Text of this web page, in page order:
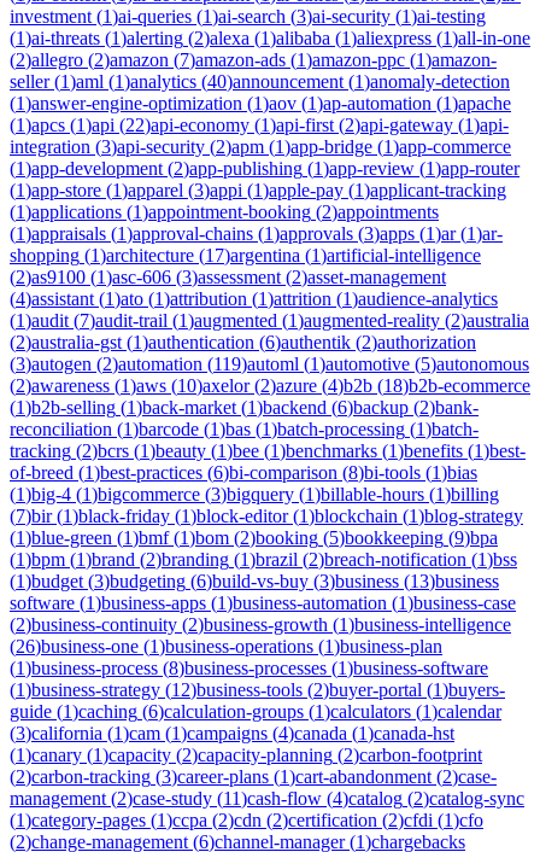
investment (1)ai-queries (1)ai-search (3)ai-security (1)ai-testing
(1)ai-threats (1)alerting (2)alexa (1)alibaba (1)aliexpress (1)all-in-one
(2)allegro (2)amazon (7)amazon-ads (1)amazon-ppc (1)amazon-
seller(1)aml (1)analytics (40)announcement (1)anomaly-detection
(1)answer-engine-optimization (1)aov (1)ap-automation (1)apache
(1)apcs (1)api (22)api-economy (1)api-first (2)api-gateway (1)api-
integration (3)api-security (2)apm (1)app-bridge (1)app-commerce
(1)app-development (2)app-publishing (1)app-review (1)app-router
(1)app-store (1)apparel (3)appi (1)apple-pay (1)applicant-tracking
(1)applications (1)appointment-booking (2)appointments
(1)appraisals (1)approval-chains (1)approvals (3)apps (1)ar(1)ar-
shopping (1)architecture (17)argentina (1)artificial-intelligence
(2)as9100 (1)asc-606 (3)assessment (2)asset-management
(4)assistant (1)ato (1)attribution (1)attrition (1)audience-analytics
(1)audit (7)audit-trail (1)augmented (1)augmented-reality (2)australia
(2)australia-gst (1)authentication (6)authentik (2)authorization
(3)autogen (2)automation (119)automl (1)automotive (5)autonomous
(2)awareness (1)aws (10)axelor(2)azure (4)b2b (18)b2b-ecommerce
(1)b2b-selling (1)back-market (1)backend (6)backup (2)bank-
reconciliation (1)barcode (1)bas (1)batch-processing (1)batch-
tracking (2)bcrs (1)beauty (1)bee (1)benchmarks (1)benefits (1)best-
of-breed (1)best-practices (6)bi-comparison (8)bi-tools (1)bias
(1)big-4 (1)bigcommerce (3)bigquery (1)billable-hours (1)billing
(7)bir(1)black-friday (1)block-editor(1)blockchain (1)blog-strategy
(1)blue-green (1)bmf(1)bom (2)booking (5)bookkeeping (9)bpa
(1)bpm (1)brand (2)branding (1)brazil (2)breach-notification (1)bss
(1)budget (3)budgeting (6)build-vs-buy (3)business (13)business
software (1)business-apps (1)business-automation (1)business-case
(2)business-continuity (2)business-growth (1)business-intelligence
(26)business-one (1)business-operations (1)business-plan
(1)business-process (8)business-processes (1)business-software
(1)business-strategy (12)business-tools (2)buyer-portal (1)buyers-
guide (1)caching (6)calculation-groups (1)calculators (1)calendar
(3)california (1)cam (1)campaigns (4)canada (1)canada-hst
(1)canary (1)capacity (2)capacity-planning (2)carbon-footprint
(2)carbon-tracking (3)career-plans (1)cart-abandonment (2)case-
management (2)case-study (11)cash-flow (4)catalog (2)catalog-sync
(1)category-pages (1)ccpa (2)cdn (2)certification (2)cfdi (1)cfo
(2)change-management (6)channel-manager(1)chargebacks